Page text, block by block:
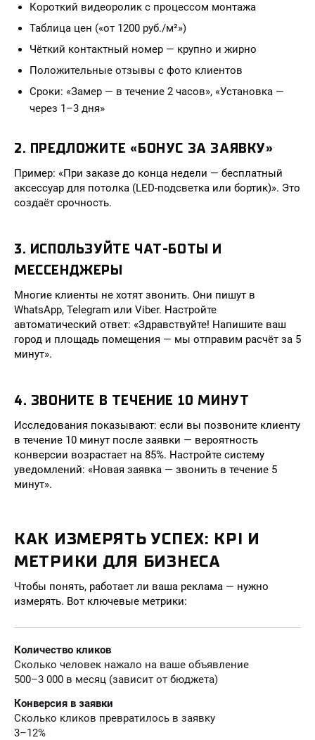
Короткий видеоролик с процессом монтажа
Таблица цен («от 1200 руб./м²»)
Чёткий контактный номер — крупно и жирно
Положительные отзывы с фото клиентов
Сроки: «Замер — в течение 2 часов», «Установка —
через 1–3 дня»
2. ПРЕДЛОЖИТЕ «БОНУС ЗА ЗАЯВКУ»
Пример: «При заказе до конца недели — бесплатный
аксессуар для потолка (LED-подсветка или бортик)». Это
создаёт срочность.
3. ИСПОЛЬЗУЙТЕ ЧАТ-БОТЫ И
МЕССЕНДЖЕРЫ
Многие клиенты не хотят звонить. Они пишут в
WhatsApp, Telegram или Viber. Настройте
автоматический ответ: «Здравствуйте! Напишите ваш
город и площадь помещения — мы отправим расчёт за 5
минут».
4. ЗВОНИТЕ В ТЕЧЕНИЕ 10 МИНУТ
Исследования показывают: если вы позвоните клиенту
в течение 10 минут после заявки — вероятность
конверсии возрастает на 85%. Настройте систему
уведомлений: «Новая заявка — звонить в течение 5
минут».
КАК ИЗМЕРЯТЬ УСПЕХ: KPI И
МЕТРИКИ ДЛЯ БИЗНЕСА
Чтобы понять, работает ли ваша реклама — нужно
измерять. Вот ключевые метрики:
Количество кликов
Сколько человек нажало на ваше объявление
500–3 000 в месяц (зависит от бюджета)
Конверсия в заявки
Сколько кликов превратилось в заявку
3–12%